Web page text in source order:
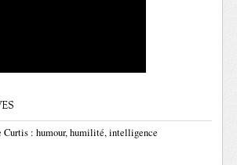
Curtis : humour, humilité, intelligence